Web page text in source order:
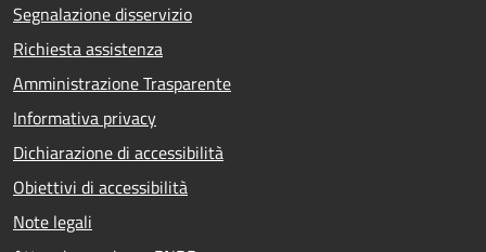
Segnalazione disservizio
Richiesta assistenza
Amministrazione Trasparente
Informativa privacy
Dichiarazione di accessibilità
Obiettivi di accessibilità
Note legali